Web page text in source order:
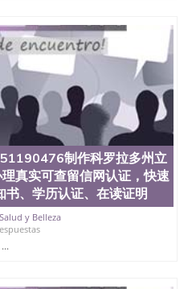
工作QQ微信551190476国
办理国外毕业证价
编号查询QQ微信551190476
微信551190476办国外可
网上购买真文凭可信吗QQ
书查询机构QQ微信
理QQ微信551190476如何
海外文凭认证办理
州立大学（San Jose State
立大学”）成立于1857
史悠久的大学之一，也是美
位于圣何塞市San Jose中
所位于加利福尼亚州的著
高的就业率，全美名列前
化学术氛围，杰出的本科
志评选为全美50强公立综
制作科罗拉多州立
真实可查留信网认证，快速
书、学历认证、在读证明
Salud y Belleza
...